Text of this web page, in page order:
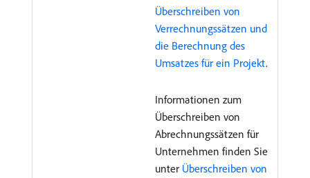
Überschreiben von
Verrechnungssätzen und
die Berechnung des
Umsatzes für ein Projekt.
Informationen zum
Überschreiben von
Abrechnungssätzen für
Unternehmen finden Sie
unter Überschreiben von